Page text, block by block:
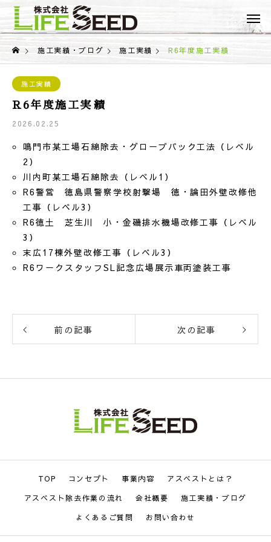
施工実績・ブログ 施工実績 R6年度施工実績
施工実績
R6年度施工実績
2026.02.25
鳴門市某工場石綿除去・グローブバック工法（レベル
2）
川内町某工場石綿除去（レベル1）
R6警営 徳島県警察学校射撃場 徳・論田外壁改修他
工事（レベル3）
R6徳土 芝生川 小・金磯排水機場改修工事（レベル
3）
末広17棟外壁改修工事（レベル3）
R6ワークスタッフSL記念広場展示車両塗装工事
前の記事 次の記事
TOP コンセプト 事業内容
アスベストとは？
アスベスト除去作業の流れ
会社概要
施工実績・ブログ
よくあるご質問
お問い合わせ